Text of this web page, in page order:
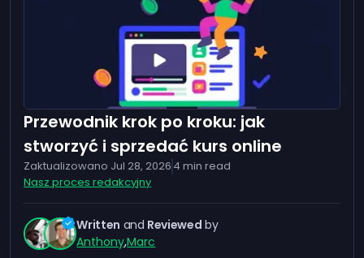
Przewodnik krok po kroku: jak
stworzyć i sprzedać kurs online
Zaktualizowano Jul 28, 2026 4 min read
Nasz proces redakcyjny
Written and Reviewed by
Anthony,Marc